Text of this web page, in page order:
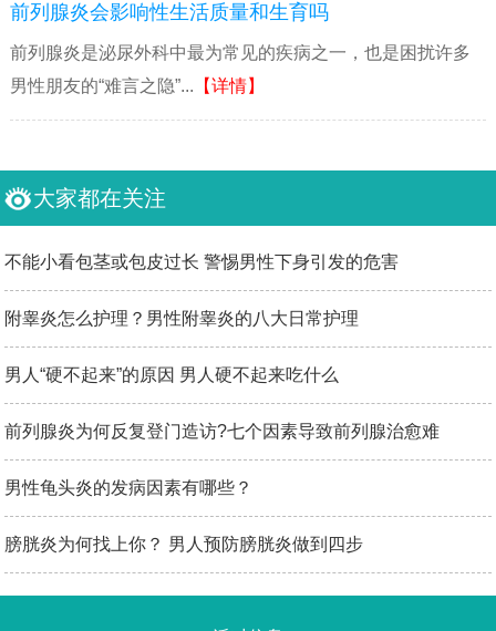
前列腺炎会影响性生活质量和生育吗
前列腺炎是泌尿外科中最为常见的疾病之一，也是困扰许多
男性朋友的“难言之隐”... 【详情】
大家都在关注
不能小看包茎或包皮过长 警惕男性下身引发的危害
附睾炎怎么护理？男性附睾炎的八大日常护理
男人“硬不起来”的原因 男人硬不起来吃什么
前列腺炎为何反复登门造访?七个因素导致前列腺治愈难
男性龟头炎的发病因素有哪些？
膀胱炎为何找上你？ 男人预防膀胱炎做到四步